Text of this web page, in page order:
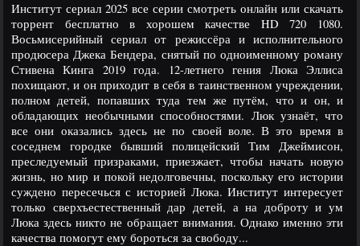
Институт сериал 2025 все серии смотреть онлайн или скачать
торрент бесплатно в хорошем качестве HD 720 1080.
Восьмисерийный сериал от режиссёра и исполнительного
продюсера Джека Бендера, снятый по одноименному роману
Стивена Кинга 2019 года. 12-летнего гения Люка Эллиса
похищают, и он приходит в себя в таинственном учреждении,
полном детей, попавших туда тем же путём, что и он, и
обладающих необычными способностями. Люк узнаёт, что
все они оказались здесь не по своей воле. В это время в
соседнем городке бывший полицейский Тим Джеймисон,
преследуемый призраками, приезжает, чтобы начать новую
жизнь, но мир и покой недолговечны, поскольку его истории
суждено пересечься с историей Люка. Институт интересует
только сверхъестественный дар детей, а на доброту и ум
Люка здесь никто не обращает внимания. Однако именно эти
качества помогут ему бороться за свободу...